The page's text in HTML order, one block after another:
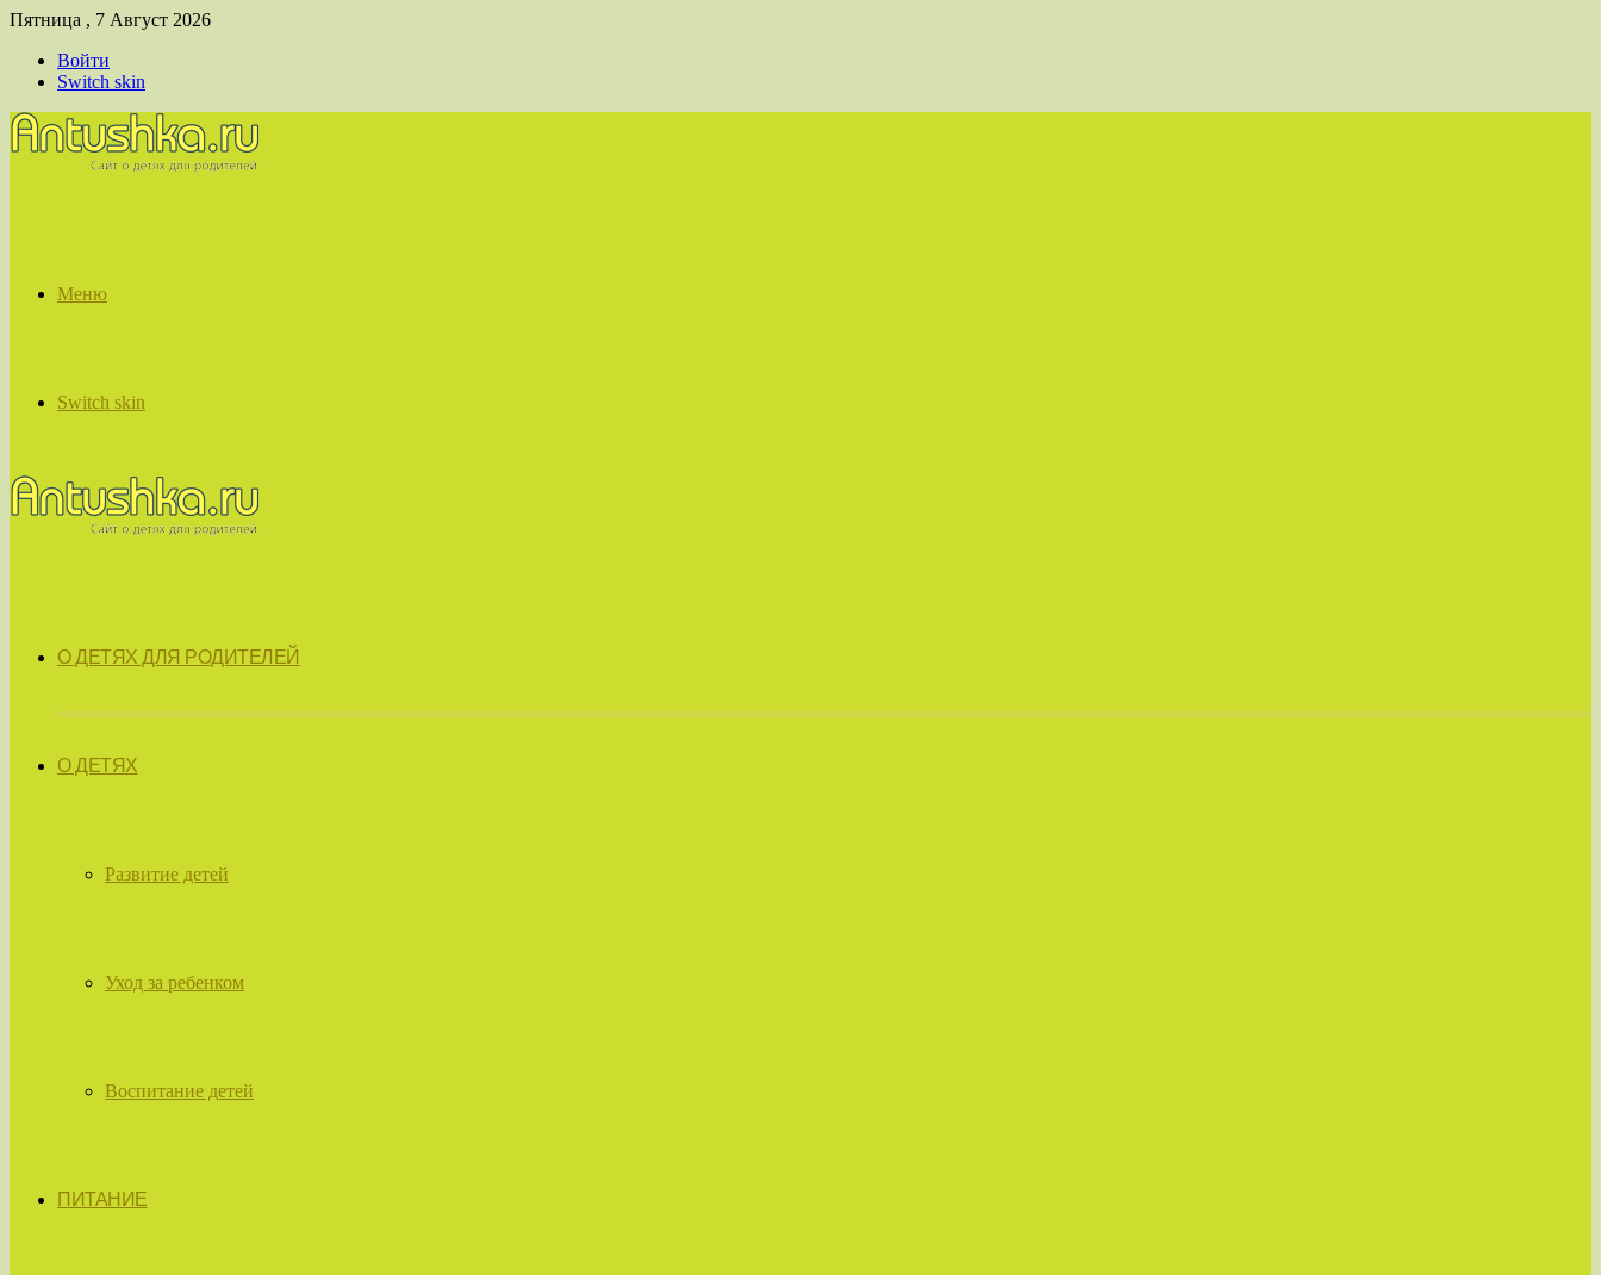
Пятница , 7 Август 2026
Войти
Switch skin
Меню
Switch skin
О ДЕТЯХ ДЛЯ РОДИТЕЛЕЙ
О ДЕТЯХ
Развитие детей
Уход за ребенком
Воспитание детей
ПИТАНИЕ